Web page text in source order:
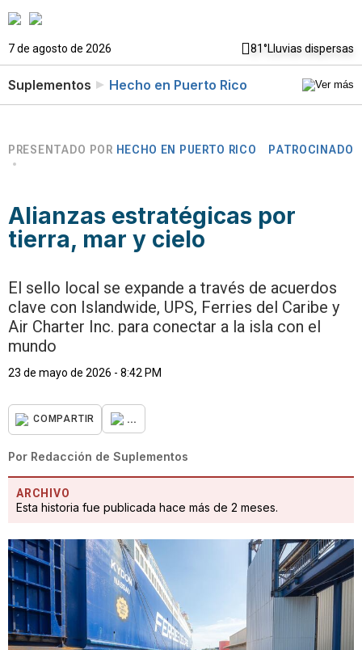
7 de agosto de 2026 81°Lluvias dispersas
Suplementos Hecho en Puerto Rico
PRESENTADO POR HECHO EN PUERTO RICO PATROCINADO
Alianzas estratégicas por
tierra, mar y cielo
El sello local se expande a través de acuerdos
clave con Islandwide, UPS, Ferries del Caribe y
Air Charter Inc. para conectar a la isla con el
mundo
23 de mayo de 2026 - 8:42 PM
COMPARTIR ...
Por Redacción de Suplementos
ARCHIVO
Esta historia fue publicada hace más de 2 meses.